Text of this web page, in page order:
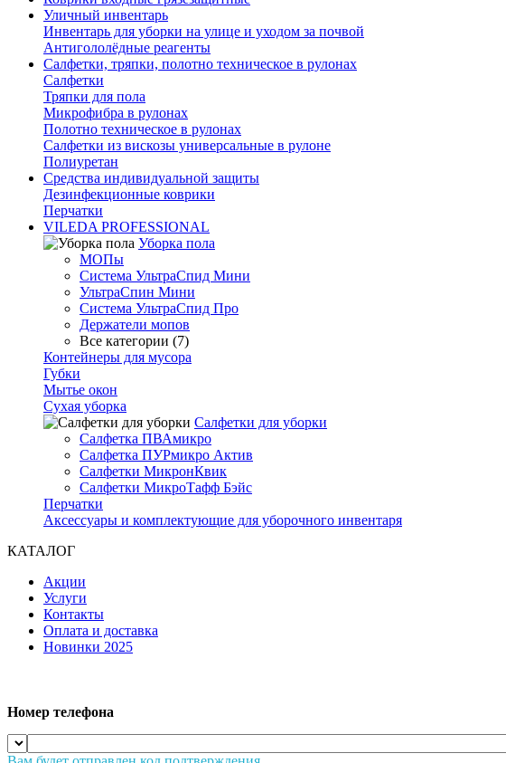
Уличный инвентарь
Инвентарь для уборки на улице и уходом за почвой
Антигололёдные реагенты
Салфетки, тряпки, полотно техническое в рулонах
Салфетки
Тряпки для пола
Микрофибра в рулонах
Полотно техническое в рулонах
Салфетки из вискозы универсальные в рулоне
Полиуретан
Средства индивидуальной защиты
Дезинфекционные коврики
Перчатки
VILEDA PROFESSIONAL
Уборка пола
МОПы
Система УльтраСпид Мини
УльтраСпин Мини
Система УльтраСпид Про
Держатели мопов
Все категории (7)
Контейнеры для мусора
Губки
Мытье окон
Сухая уборка
Салфетки для уборки
Салфетка ПВАмикро
Салфетка ПУРмикро Актив
Салфетки МикронКвик
Салфетки МикроТафф Бэйс
Перчатки
Аксессуары и комплектующие для уборочного инвентаря
КАТАЛОГ
Акции
Услуги
Контакты
Оплата и доставка
Новинки 2025
Номер телефона